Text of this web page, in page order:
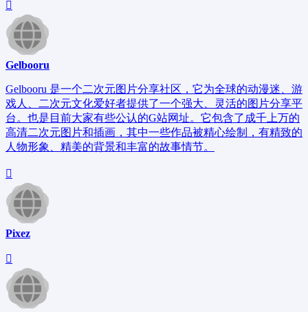
Gelbooru
Gelbooru 是一个二次元图片分享社区，它为全球的动漫迷、游
戏人、二次元文化爱好者提供了一个强大、灵活的图片分享平
台。也是目前大家有些公认的G站网址。它包含了成千上万的
高清二次元图片和插画，其中一些作品被精心绘制，有精致的
人物形象、精美的背景和丰富的故事情节。
Pixez